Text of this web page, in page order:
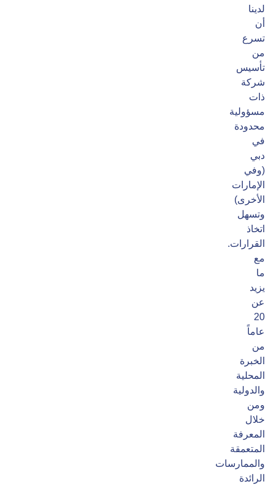
لدينا
أن
تسرع
من
تأسيس
شركة
ذات
مسؤولية
محدودة
في
دبي
(وفي
الإمارات
الأخرى)
وتسهل
اتخاذ
القرارات.
مع
ما
يزيد
عن
20
عاماً
من
الخبرة
المحلية
والدولية
ومن
خلال
المعرفة
المتعمقة
والممارسات
الرائدة